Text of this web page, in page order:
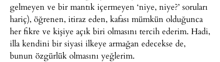
gelmeyen ve bir mantık içermeyen ‘niye, niye?’ soruları
hariç), öğrenen, itiraz eden, kafası mümkün olduğunca
her fikre ve kişiye açık biri olmasını tercih ederim. Hadi,
illa kendini bir siyasi ilkeye armağan edecekse de,
bunun özgürlük olmasını yeğlerim.